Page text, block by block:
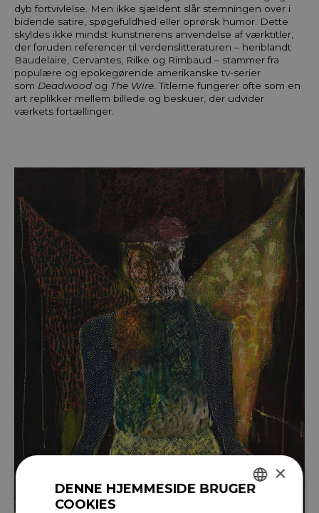
dyb fortvivlelse. Men ikke sjældent slår stemningen over i
bidende satire, spøgefuldhed eller oprørsk humor. Dette
skyldes ikke mindst kunstnerens anvendelse af værktitler,
der foruden referencer til verdenslitteraturen – heriblandt
Baudelaire, Cervantes, Rilke og Rimbaud – stammer fra
populære og epokegørende amerikanske tv-serier
som Deadwood og The Wire . Titlerne fungerer ofte som en
art replikker mellem billede og beskuer, der udvider
værkets fortællinger.
×
DENNE HJEMMESIDE BRUGER
COOKIES